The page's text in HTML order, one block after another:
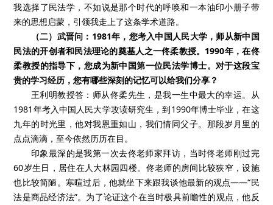
我选择了民法学，不如说是那个时代的呼唤和一本油印小册子带
来的思想启蒙，引领我走上了这条学术道路。
（二）武晋问：1981年，您考入中国人民大学，师从新中国
民法的开创者和民法理论的奠基人之一佟柔教授。1990年，在佟
柔教授的指导下，您成为新中国第一位民法学博士。对于这段宝
贵的学习经历，您有哪些深刻的记忆可以给我们分享？
王利明教授答：师从佟柔先生，是我一生中最大的幸运。从
1981年考入中国人民大学攻读研究生，到1990年博士毕业，在这
九年的时光里，他对我恩重如山，我们情同父子。那段岁月里的
点点滴滴，至今依然历历在目。
印象最深的是我第一次去佟老师家拜访，当时佟老师刚过完
60岁生日，居住在人大林园四楼。佟老师的房间比较狭窄，设施
也比较简陋。寒暄过后，他就坐下来跟我谈他最新的观点——“民
法是商品经济法”。为了论证这个在当时极具前瞻性的观点，他反